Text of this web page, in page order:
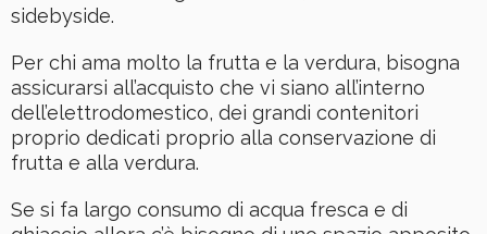
sidebyside.
Per chi ama molto la frutta e la verdura, bisogna
assicurarsi all’acquisto che vi siano all’interno
dell’elettrodomestico, dei grandi contenitori
proprio dedicati proprio alla conservazione di
frutta e alla verdura.
Se si fa largo consumo di acqua fresca e di